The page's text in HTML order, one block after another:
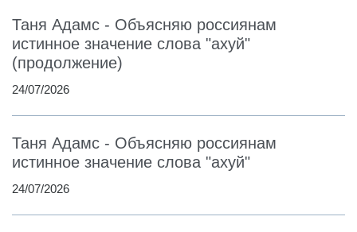
Таня Адамс - Объясняю россиянам
истинное значение слова "ахуй"
(продолжение)
24/07/2026
Таня Адамс - Объясняю россиянам
истинное значение слова "ахуй"
24/07/2026